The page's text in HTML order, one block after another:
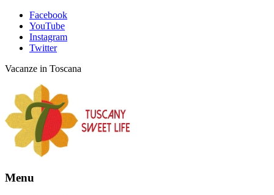
Facebook
YouTube
Instagram
Twitter
Vacanze in Toscana
Menu